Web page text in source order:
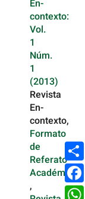
En-
contexto:
Vol.
1
Núm.
1
(2013)
Revista
En-
contexto,
Formato
de
Referato
Académico
,